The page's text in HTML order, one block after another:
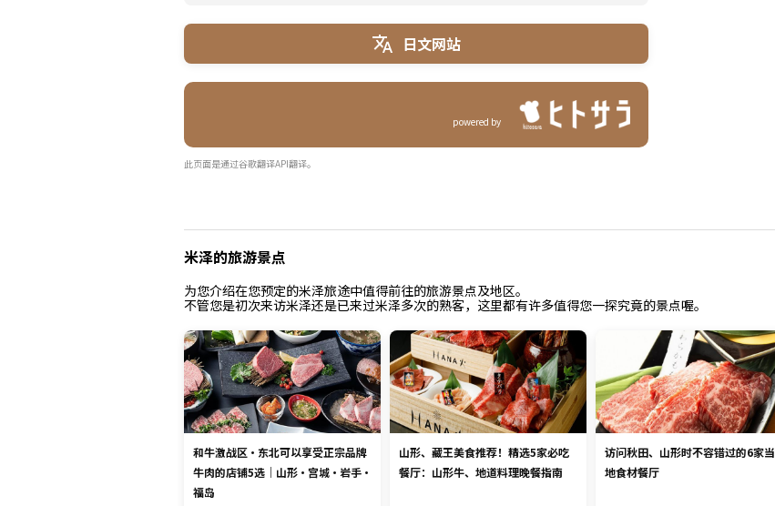
日文网站
powered by
此页面是通过谷歌翻译API翻译。
米泽的旅游景点
为您介绍在您预定的米泽旅途中值得前往的旅游景点及地区。
不管您是初次来访米泽还是已来过米泽多次的熟客，这里都有许多值得您一探究竟的景点喔。
和牛激战区・东北可以享受正宗品牌
牛肉的店铺5选｜山形・宫城・岩手・
福岛
山形、藏王美食推荐！精选5家必吃
餐厅：山形牛、地道料理晚餐指南
访问秋田、山形时不容错过的6家当
地食材餐厅